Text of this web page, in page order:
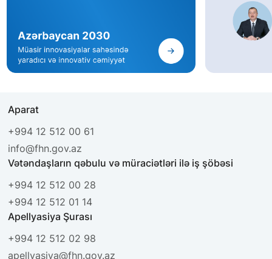
Aparat
+994 12 512 00 61
info@fhn.gov.az
Vətəndaşların qəbulu və müraciətləri ilə iş şöbəsi
+994 12 512 00 28
+994 12 512 01 14
Apellyasiya Şurası
+994 12 512 02 98
apellyasiya@fhn.gov.az